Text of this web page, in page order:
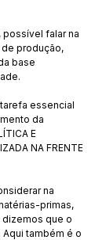
possível falar na
produção,
base
essencial
da
E
NA FRENTE
na
primas,
dizemos que o
também é o